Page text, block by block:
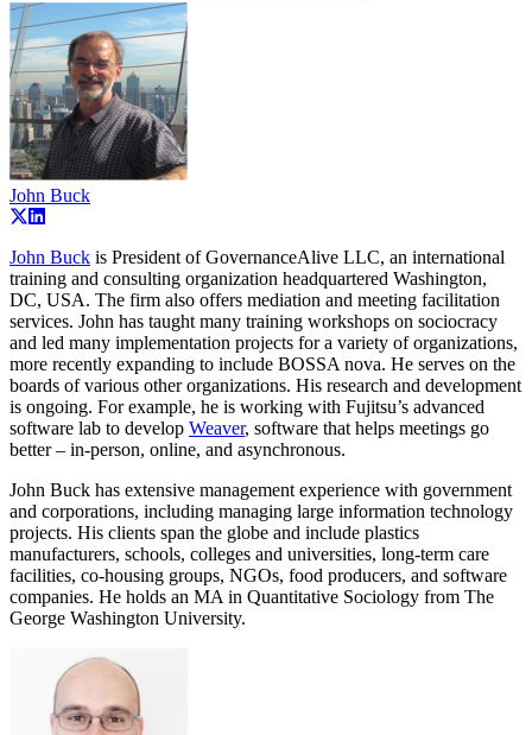
John Buck
John Buck is President of GovernanceAlive LLC, an international
training and consulting organization headquartered Washington,
DC, USA. The firm also offers mediation and meeting facilitation
services. John has taught many training workshops on sociocracy
and led many implementation projects for a variety of organizations,
more recently expanding to include BOSSA nova. He serves on the
boards of various other organizations. His research and development
is ongoing. For example, he is working with Fujitsu’s advanced
software lab to develop Weaver, software that helps meetings go
better – in-person, online, and asynchronous.
John Buck has extensive management experience with government
and corporations, including managing large information technology
projects. His clients span the globe and include plastics
manufacturers, schools, colleges and universities, long-term care
facilities, co-housing groups, NGOs, food producers, and software
companies. He holds an MA in Quantitative Sociology from The
George Washington University.